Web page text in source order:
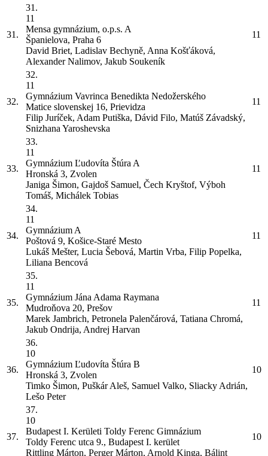
31.
31.
11
Mensa gymnázium, o.p.s. A
Španielova, Praha 6
David Briet, Ladislav Bechyně, Anna Košťáková,
Alexander Nalimov, Jakub Soukeník
11
32.
32.
11
Gymnázium Vavrinca Benedikta Nedožerského
Matice slovenskej 16, Prievidza
Filip Juríček, Adam Putiška, Dávid Filo, Matúš Závadský,
Snizhana Yaroshevska
11
33.
33.
11
Gymnázium Ľudovíta Štúra A
Hronská 3, Zvolen
Janiga Šimon, Gajdoš Samuel, Čech Kryštof, Výboh
Tomáš, Michálek Tobias
11
34.
34.
11
Gymnázium A
Poštová 9, Košice-Staré Mesto
Lukáš Mešter, Lucia Šebová, Martin Vrba, Filip Popelka,
Liliana Bencová
11
35.
35.
11
Gymnázium Jána Adama Raymana
Mudroňova 20, Prešov
Marek Jambrich, Petronela Palenčárová, Tatiana Chromá,
Jakub Ondrija, Andrej Harvan
11
36.
36.
10
Gymnázium Ľudovíta Štúra B
Hronská 3, Zvolen
Timko Šimon, Puškár Aleš, Samuel Valko, Sliacky Adrián,
Lešo Peter
10
37.
37.
10
Budapest I. Kerületi Toldy Ferenc Gimnázium
Toldy Ferenc utca 9., Budapest I. kerület
Rittling Márton, Perger Márton, Arnold Kinga, Bálint
10